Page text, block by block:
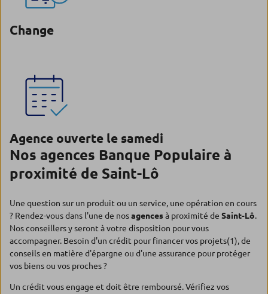
Change
Agence ouverte le samedi
Nos agences Banque Populaire à
proximité de Saint-Lô
Une question sur un produit ou un service, une opération en cours
? Rendez-vous dans l'une de nosagencesà proximité de Saint-Lô.
Nos conseillers y seront à votre disposition pour vous
accompagner. Besoin d'un crédit pour financer vos projets(1), de
conseils en matière d'épargne ou d'une assurance pour protéger
vos biens ou vos proches ?
Un crédit vous engage et doit être remboursé. Vérifiez vos